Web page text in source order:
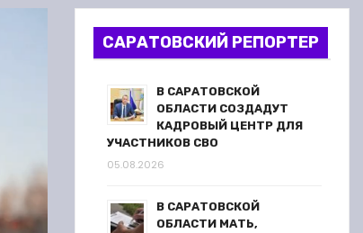
САРАТОВСКИЙ РЕПОРТЕР
В САРАТОВСКОЙ
ОБЛАСТИ СОЗДАДУТ
КАДРОВЫЙ ЦЕНТР ДЛЯ
УЧАСТНИКОВ СВО
05.08.2026
В САРАТОВСКОЙ
ОБЛАСТИ МАТЬ,